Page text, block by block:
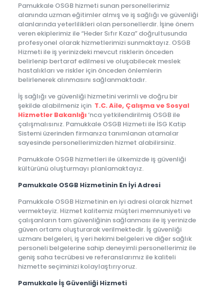
Pamukkale OSGB hizmeti sunan personellerimiz
alanında uzman eğitimler almış ve iş sağlığı ve güvenliği
alanlarında yeterlilikleri olan personellerdir. İşine önem
veren ekiplerimiz ile “Heder Sıfır Kaza” doğrultusunda
profesyonel olarak hizmetlerimizi sunmaktayız. OSGB
Hizmeti ile iş yerinizdeki mevcut risklerin önceden
belirlenip bertaraf edilmesi ve oluşabilecek meslek
hastalıkları ve riskler için önceden önlemlerin
belirlenerek alınmasını sağlanmaktadır.
İş sağlığı ve güvenliği hizmetini verimli ve doğru bir
şekilde alabilmeniz için T.C. Aile, Çalışma ve Sosyal
Hizmetler Bakanlığı‘nca yetkilendirilmiş OSGB ile
çalışmalısınız. Pamukkale OSGB Hizmeti ile İSG Katip
Sistemi üzerinden firmanıza tanımlanan atamalar
sayesinde personellerimizden hizmet alabilirsiniz.
Pamukkale OSGB hizmetleri ile ülkemizde iş güvenliği
kültürünü oluşturmayı planlamaktayız.
Pamukkale OSGB Hizmetinin En İyi Adresi
Pamukkale OSGB Hizmetinin en iyi adresi olarak hizmet
vermekteyiz. Hizmet kalitemiz müşteri memnuniyeti ve
çalışanların tam güvenliğinin sağlanması ile iş yerinizde
güven ortamı oluşturarak verilmektedir. İş güvenliği
uzmanı belgeleri, iş yeri hekimi belgeleri ve diğer sağlık
personeli belgelerine sahip deneyimli personellerimiz ile
geniş saha tecrübesi ve referanslarımız ile kaliteli
hizmette seçiminizi kolaylaştırıyoruz.
Pamukkale İş Güvenliği Hizmeti